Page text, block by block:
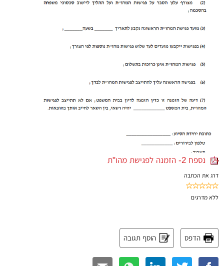
נספח 2- הזמנה לפגישת מהו"ת
דרג את הכתבה
ללא מדרגים
הדפס הוסף תגובה